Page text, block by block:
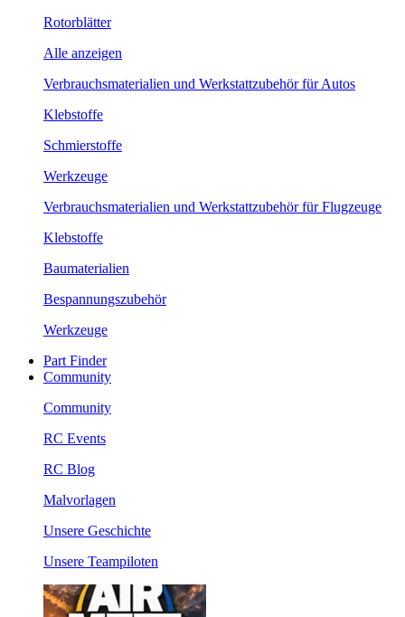
Rotorblätter
Alle anzeigen
Verbrauchsmaterialien und Werkstattzubehör für Autos
Klebstoffe
Schmierstoffe
Werkzeuge
Verbrauchsmaterialien und Werkstattzubehör für Flugzeuge
Klebstoffe
Baumaterialien
Bespannungszubehör
Werkzeuge
Part Finder
Community
Community
RC Events
RC Blog
Malvorlagen
Unsere Geschichte
Unsere Teampiloten